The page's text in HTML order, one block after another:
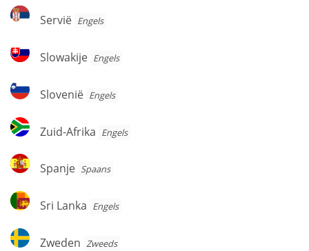
Servië
Servië Engels
Slowakije
Slowakije Engels
Slovenië
Slovenië Engels
Zuid-
Afrika
Zuid-Afrika Engels
Spanje
Spanje Spaans
Sri
Lanka
Sri Lanka Engels
Zweden
Zweden Zweeds